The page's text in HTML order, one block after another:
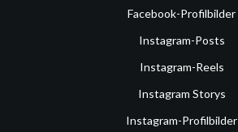
Facebook-Profilbilder
Instagram-Posts
Instagram-Reels
Instagram Storys
Instagram-Profilbilder